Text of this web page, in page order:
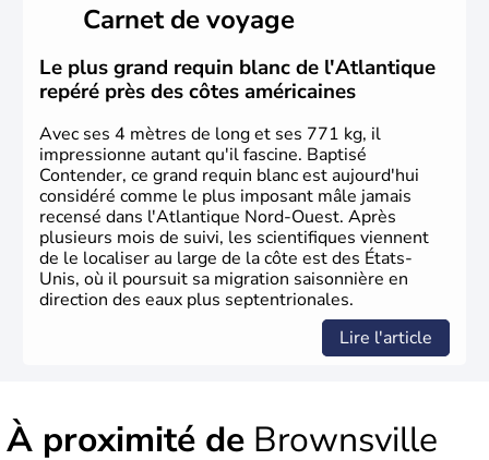
Plusieurs populations se sont succédées avant l'arrivée
des européens, suite à la découverte du continent par
Christophe Colomb en 1492. Les 13 colonies
britanniques proclament la Déclaration d'indépendance
en 1776 et adoptent leur première constitution en 1787.
La conquête de l'Ouest marque ensuite l'entrée dans une
phase de développement intense.
Carnet de voyage
Le plus grand requin blanc de l'Atlantique
repéré près des côtes américaines
Avec ses 4 mètres de long et ses 771 kg, il
impressionne autant qu'il fascine. Baptisé
Contender, ce grand requin blanc est aujourd'hui
considéré comme le plus imposant mâle jamais
recensé dans l'Atlantique Nord-Ouest. Après
plusieurs mois de suivi, les scientifiques viennent
de le localiser au large de la côte est des États-
Unis, où il poursuit sa migration saisonnière en
direction des eaux plus septentrionales.
Lire l'article
À proximité de Brownsville